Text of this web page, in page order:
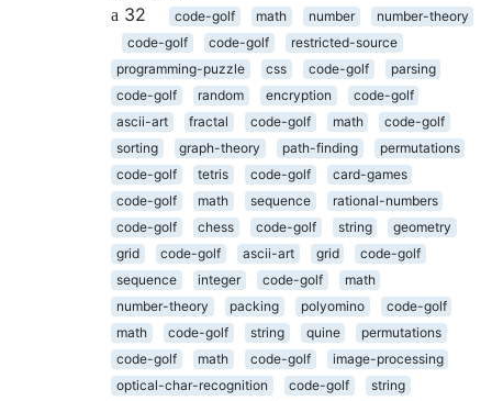
32
code-golf math number
number-theory
code-golf
code-golf
restricted-source
programming-puzzle
css code-golf
parsing
code-golf
random encryption
code-golf
ascii-art
fractal code-golf math
code-golf
sorting
graph-theory path-finding
permutations
code-golf
tetris code-golf
card-games
code-golf
math sequence
rational-numbers
code-golf
chess code-golf string
geometry
grid
code-golf ascii-art grid
code-golf
sequence
integer code-golf
math
number-theory
packing polyomino
code-golf
math
code-golf string quine
permutations
code-golf
math code-golf
image-processing
optical-char-recognition
code-golf
string